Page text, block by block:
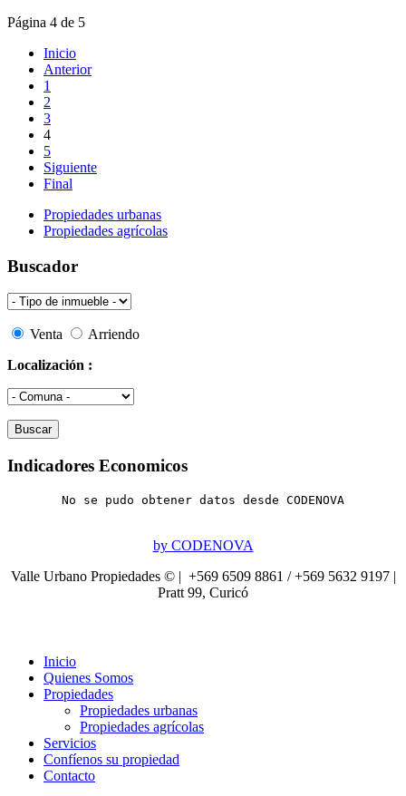
Página 4 de 5
Inicio
Anterior
1
2
3
4
5
Siguiente
Final
Propiedades urbanas
Propiedades agrícolas
Buscador
Venta
Arriendo
Localización :
Indicadores Economicos
No se pudo obtener datos desde CODENOVA
by CODENOVA
Valle Urbano Propiedades © | +569 6509 8861 / +569 5632 9197 |
Pratt 99, Curicó
Inicio
Quienes Somos
Propiedades
Propiedades urbanas
Propiedades agrícolas
Servicios
Confíenos su propiedad
Contacto